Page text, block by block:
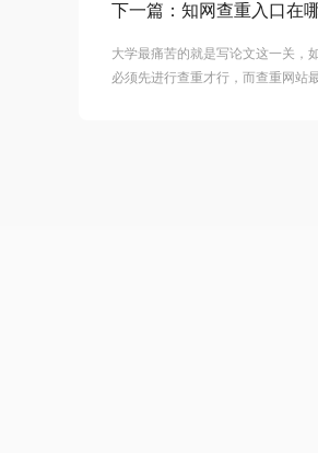
下一篇： 知网查重入口在
大学最痛苦的就是写论文这一关，
必须先进行查重才行，而查重网站